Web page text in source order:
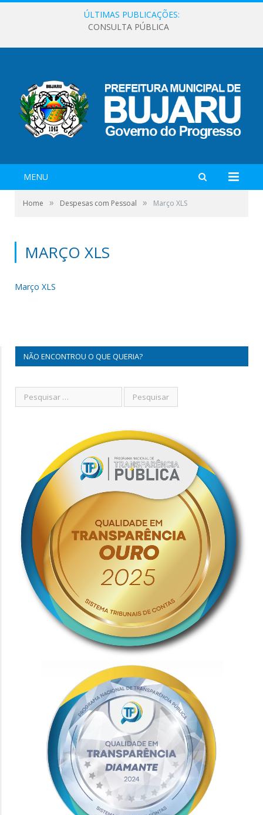
ÚLTIMAS PUBLICAÇÕES:
CONSULTA PÚBLICA
MENU
Home » Despesas com Pessoal » Março XLS
MARÇO XLS
Março XLS
NÃO ENCONTROU O QUE QUERIA?